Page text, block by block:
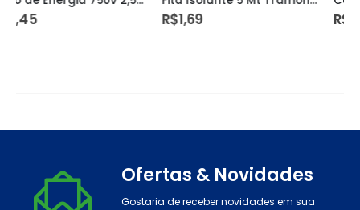
R$1,69 R$
Ofertas & Novidades
Gostaria de receber novidades em sua